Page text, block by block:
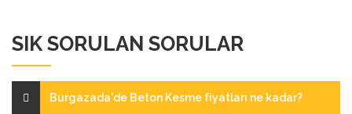
SIK SORULAN SORULAR
Burgazada'de Beton Kesme fiyatları ne kadar?